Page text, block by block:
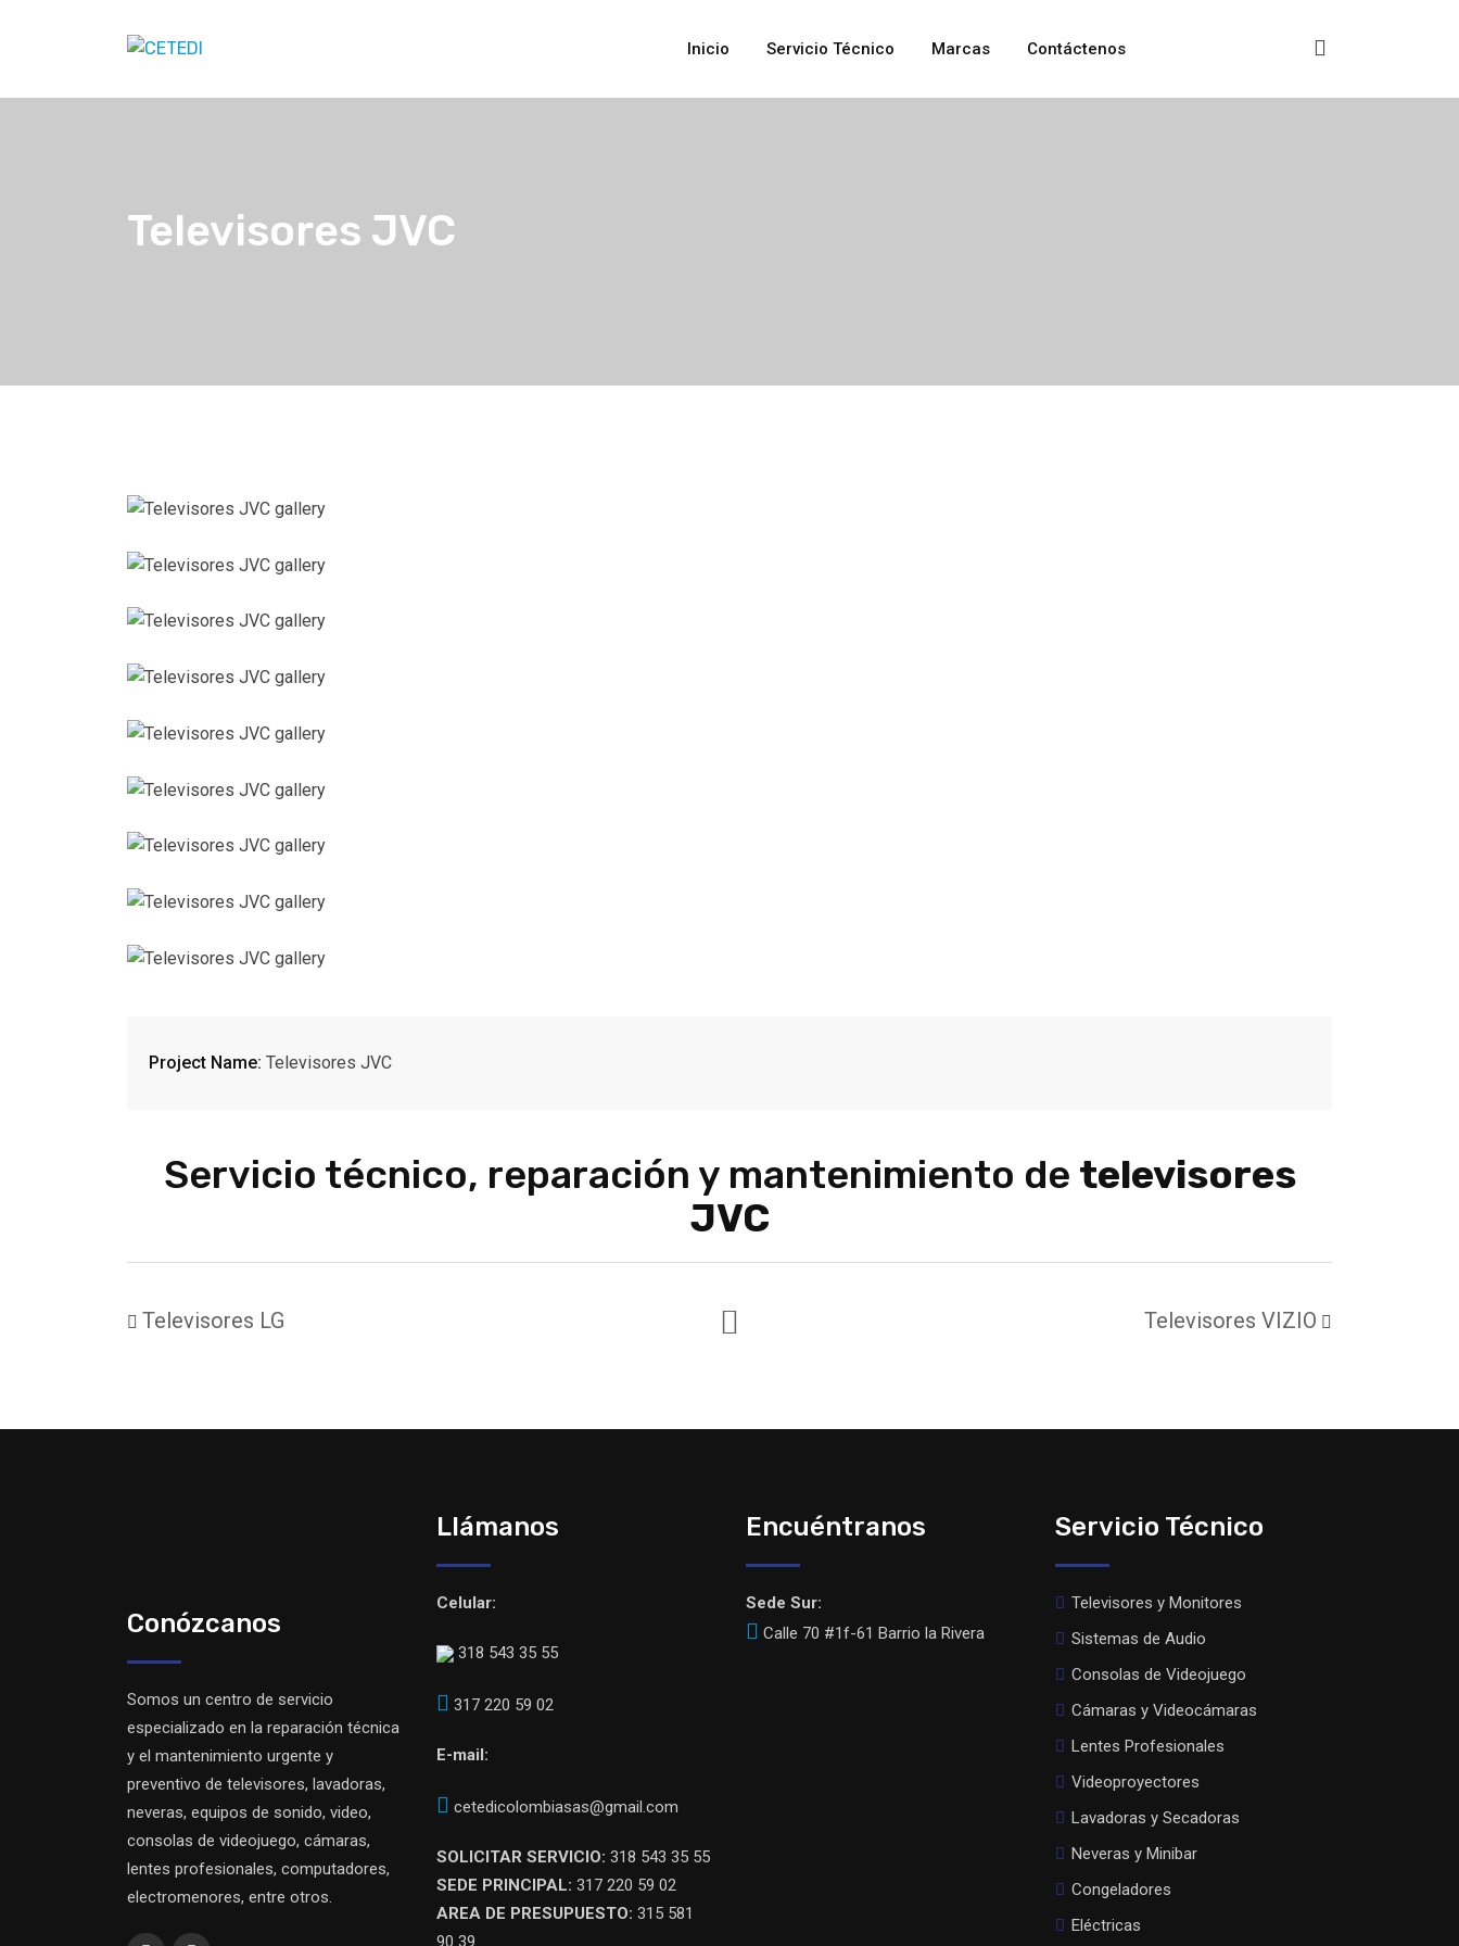
Inicio Servicio Técnico Marcas Contáctenos
Televisores JVC
Project Name: Televisores JVC
Servicio técnico, reparación y mantenimiento de televisores
JVC
Televisores LG Televisores VIZIO
Conózcanos
Somos un centro de servicio
especializado en la reparación técnica
y el mantenimiento urgente y
preventivo de televisores, lavadoras,
neveras, equipos de sonido, video,
consolas de videojuego, cámaras,
lentes profesionales, computadores,
electromenores, entre otros.
Llámanos
Celular:
318 543 35 55
317 220 59 02
E-mail:
cetedicolombiasas@gmail.com
SOLICITAR SERVICIO: 318 543 35 55
SEDE PRINCIPAL: 317 220 59 02
AREA DE PRESUPUESTO: 315 581
90 39
Encuéntranos
Sede Sur:
Calle 70 #1f-61 Barrio la Rivera
Servicio Técnico
Televisores y Monitores
Sistemas de Audio
Consolas de Videojuego
Cámaras y Videocámaras
Lentes Profesionales
Videoproyectores
Lavadoras y Secadoras
Neveras y Minibar
Congeladores
Eléctricas